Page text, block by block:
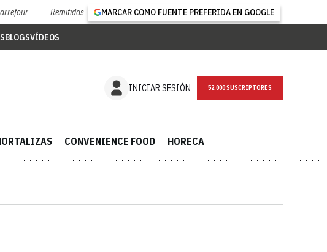
Remitidas MARCAR COMO FUENTE PREFERIDA EN GOOGLE
BLOGSVÍDEOS
INICIAR SESIÓN 52.000 SUSCRIPTORES
CONVENIENCE FOOD HORECA